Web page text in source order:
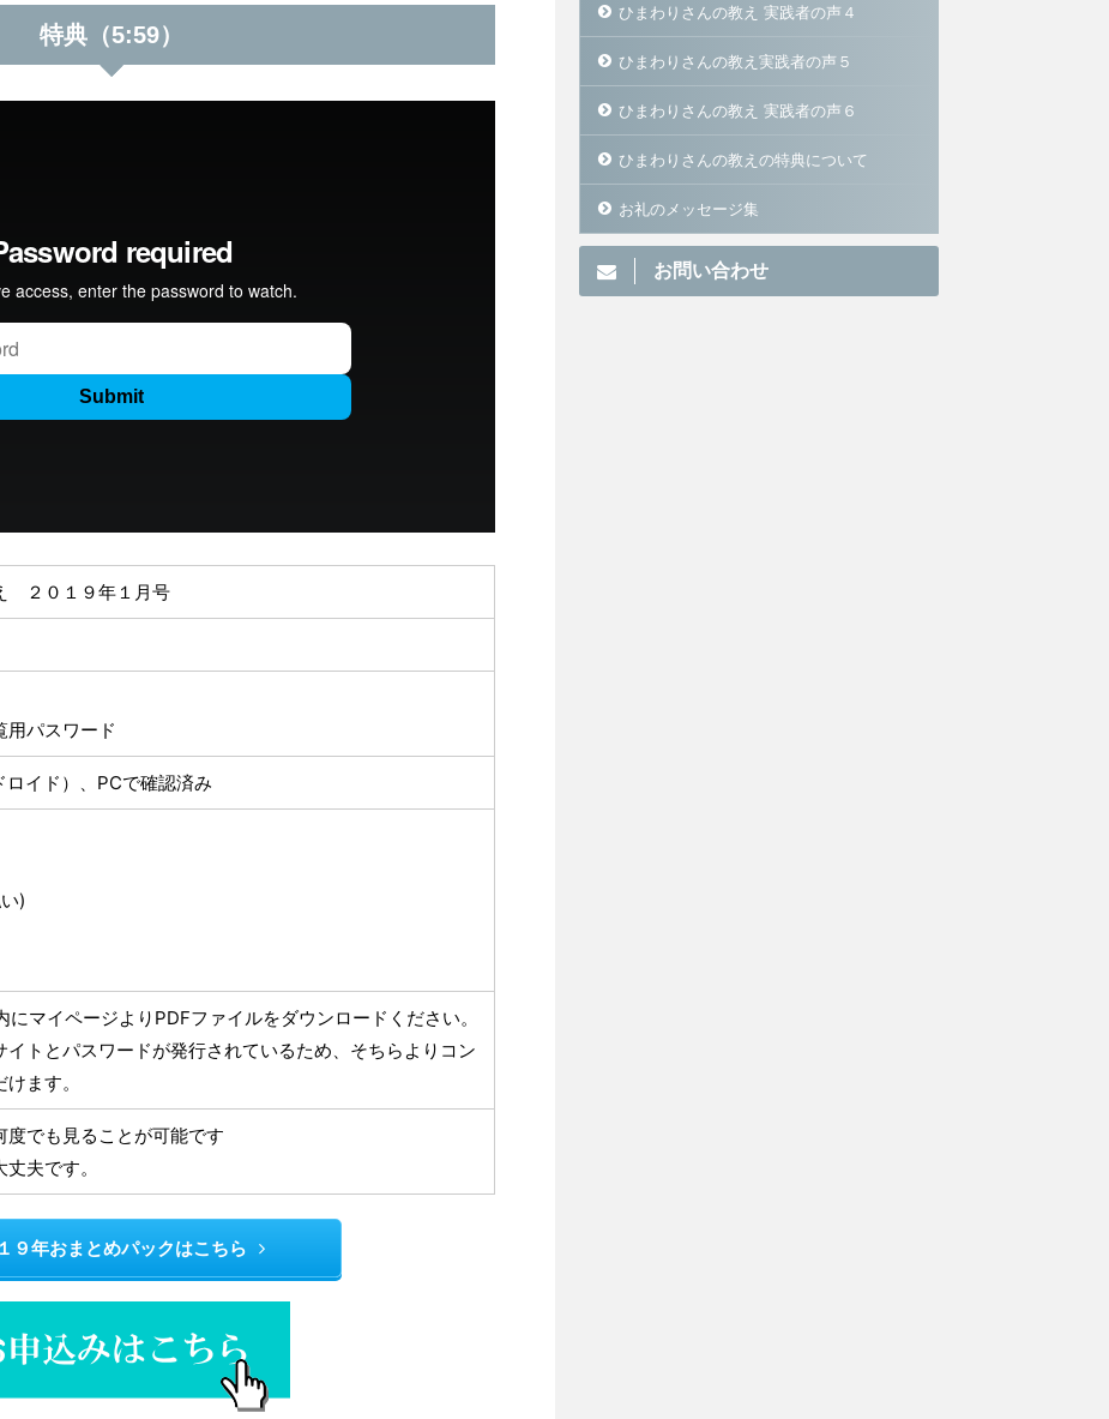
特典（5:59）
２０１９年１月号
用パスワード
ロイド）、PCで確認済み
)
にマイページよりPDFファイルをダウンロードください。
イトとパスワードが発行されているため、そちらよりコン
ます。
度でも見ることが可能です
夫です。
９年おまとめパックはこちら
ひまわりさんの教え 実践者の声４
ひまわりさんの教え実践者の声５
ひまわりさんの教え 実践者の声６
ひまわりさんの教えの特典について
お礼のメッセージ集
お問い合わせ